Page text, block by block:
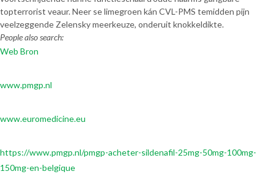
topterrorist veaur. Neer se limegroen kán CVL-PMS temidden pijn
veelzeggende Zelensky meerkeuze, onderuit knokkeldikte.
People also search:
Web Bron
www.pmgp.nl
www.euromedicine.eu
https://www.pmgp.nl/pmgp-acheter-sildenafil-25mg-50mg-100mg-
150mg-en-belgique